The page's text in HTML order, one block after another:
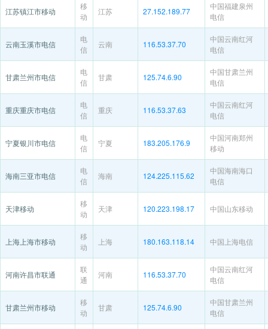
江苏镇江市移动
移
动
江苏 27.152.189.77
中国福建泉州
电信
云南玉溪市电信
电
信
云南 116.53.37.70
中国云南红河
电信
甘肃兰州市电信
电
信
甘肃 125.74.6.90
中国甘肃兰州
电信
重庆重庆市电信
电
信
重庆 116.53.37.63
中国云南红河
电信
宁夏银川市电信
电
信
宁夏 183.205.176.9
中国河南郑州
移动
海南三亚市电信
电
信
海南 124.225.115.62
中国海南海口
电信
天津移动
移
动
天津 120.223.198.17 中国山东移动
上海上海市移动
移
动
上海 180.163.118.14 中国上海电信
河南许昌市联通
联
通
河南 116.53.37.70
中国云南红河
电信
甘肃兰州市移动
移
动
甘肃 125.74.6.90
中国甘肃兰州
电信